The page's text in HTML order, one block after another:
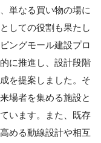
単なる買い物の場に
しての役割も果たし
ングモール建設プロ
に推進し、設計段階
を提案しました。そ
場者を集める施設と
います。また、既存
める動線設計や相互